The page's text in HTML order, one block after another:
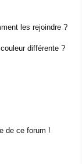
les rejoindre ?
différente ?
de ce forum !